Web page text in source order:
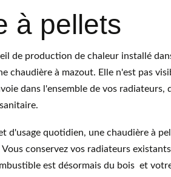
à pellets
de production de chaleur installé
chaudière à mazout. Elle n'est pas
dans l'ensemble de vos
d'usage quotidien, une chaudière à
conservez vos radiateurs
est désormais du bois  et